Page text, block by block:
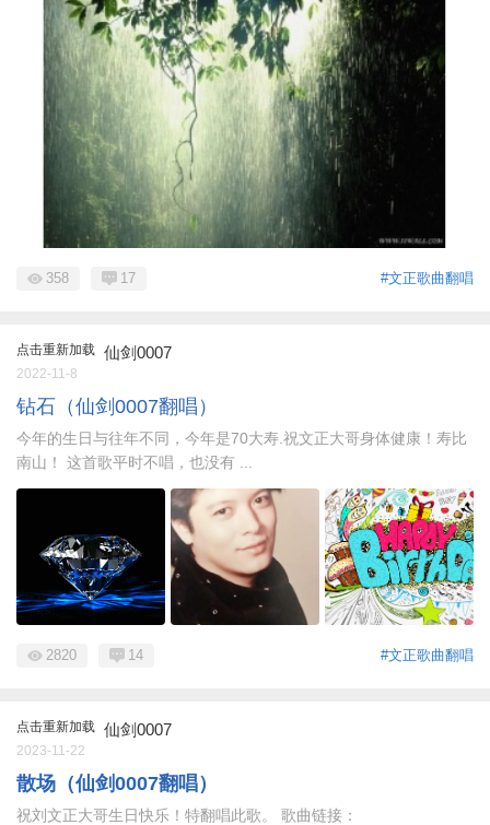
#文正歌曲翻唱
358 17
点击重新加载 仙剑0007
2022-11-8
钻石（仙剑0007翻唱）
今年的生日与往年不同，今年是70大寿.祝文正大哥身体健康！寿比
南山！ 这首歌平时不唱，也没有 ...
#文正歌曲翻唱
2820 14
点击重新加载 仙剑0007
2023-11-22
散场（仙剑0007翻唱）
祝刘文正大哥生日快乐！特翻唱此歌。 歌曲链接：